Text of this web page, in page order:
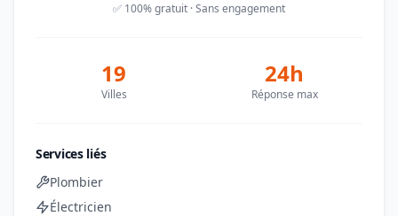
✅ 100% gratuit · Sans engagement
19
Villes
24h
Réponse max
Services liés
Plombier
Électricien